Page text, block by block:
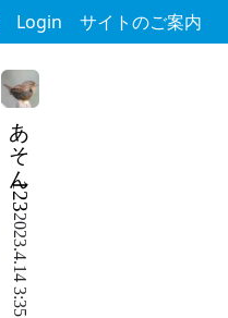
Login サイトのご案内
あそん123
2023.4.14 3:35